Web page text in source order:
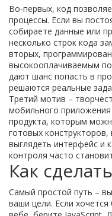
Во-первых, код
процессы. Если вы
собираете данные или
несколько строк кода
вторых,
высокооплачиваемым
дают шанс попасть в
решаются реальные
Третий мотив –
мобильного
продукта, которым
готовых
выглядеть интерфейс и
контроля часто
Как
Самый простой путь –
ваши цели. Если